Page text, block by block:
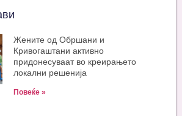
Жените од Обршани и
Кривогаштани активно
придонесуваат во креирањето
локални решенија
Повеќе »